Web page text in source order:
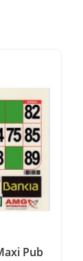
Pub